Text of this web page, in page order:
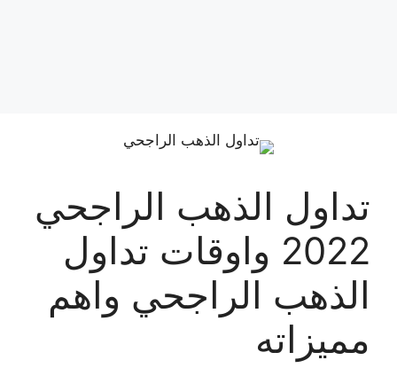
تداول الذهب الراجحي
2022 واوقات تداول
الذهب الراجحي واهم
مميزاته